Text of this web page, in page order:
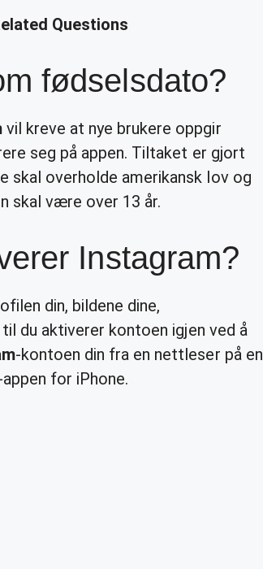
Questions
fødselsdato?
vil kreve at nye brukere oppgir
seg på appen. Tiltaket er gjort
skal overholde amerikansk lov og
skal være over 13 år.
Instagram?
din, bildene dine,
du aktiverer kontoen igjen ved å
-kontoen din fra en nettleser på en
for iPhone.